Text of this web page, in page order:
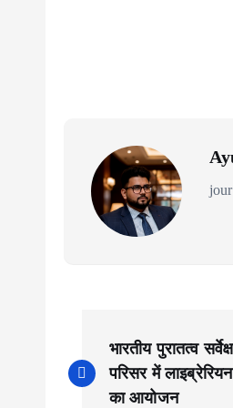
भारतीय पुरातत्व
परिसर में
का आयोजन